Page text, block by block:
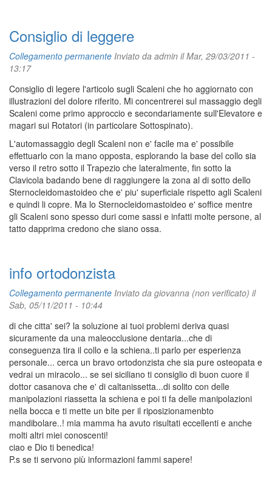
Consiglio di leggere
Collegamento permanente Inviato da admin il Mar, 29/03/2011 -
13:17
Consiglio di legere l'articolo sugli Scaleni che ho aggiornato con
illustrazioni del dolore riferito. Mi concentrerei sul massaggio degli
Scaleni come primo approccio e secondariamente sull'Elevatore e
magari sui Rotatori (in particolare Sottospinato).
L'automassaggio degli Scaleni non e' facile ma e' possibile
effettuarlo con la mano opposta, esplorando la base del collo sia
verso il retro sotto il Trapezio che lateralmente, fin sotto la
Clavicola badando bene di raggiungere la zona al di sotto dello
Sternocleidomastoideo che e' piu' superficiale rispetto agli Scaleni
e quindi li copre. Ma lo Sternocleidomastoideo e' soffice mentre
gli Scaleni sono spesso duri come sassi e infatti molte persone, al
tatto dapprima credono che siano ossa.
info ortodonzista
Collegamento permanente Inviato da giovanna (non verificato) il
Sab, 05/11/2011 - 10:44
di che citta' sei? la soluzione ai tuoi problemi deriva quasi
sicuramente da una maleocclusione dentaria...che di
conseguenza tira il collo e la schiena..ti parlo per esperienza
personale... cerca un bravo ortodonzista che sia pure osteopata e
vedrai un miracolo... se sei siciliano ti consiglio di buon cuore il
dottor casanova che e' di caltanissetta...di solito con delle
manipolazioni riassetta la schiena e poi ti fa delle manipolazioni
nella bocca e ti mette un bite per il riposizionamenbto
mandibolare..! mia mamma ha avuto risultati eccellenti e anche
molti altri miei conoscenti!
ciao e Dio ti benedica!
P.s se ti servono più informazioni fammi sapere!